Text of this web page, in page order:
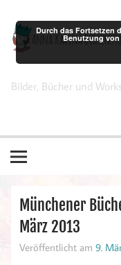
springen
Anna
Bilder, Bücher und
Münchener
März 2013
Veröffentlicht am 9.
Durch das Fortsetzen
Benutzung